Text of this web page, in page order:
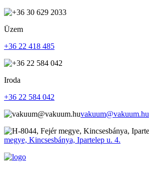
Üzem
+36 22 418 485
Iroda
+36 22 584 042
vakuum@vakuum.hu
megye, Kincsesbánya, Ipartelep u. 4.